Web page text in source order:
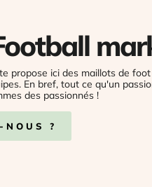
propose ici des maillots de
En bref, tout ce qu'un
des passionnés !
NOUS ?